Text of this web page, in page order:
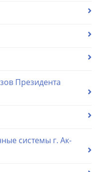
Президента
системы г. Ак-